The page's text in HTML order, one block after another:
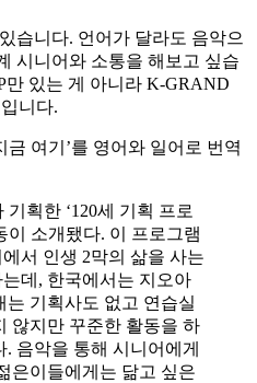
습니다. 언어가 달라도 음악으
시니어와 소통을 해보고 싶습
만 있는 게 아니라 K-GRAND
니다.
금 여기’를 영어와 일어로 번역
획한 ‘120세 기획 프로
이 소개됐다. 이 프로그램
서 인생 2막의 삶을 사는
데, 한국에서는 지오아
기획사도 없고 연습실
않지만 꾸준한 활동을 하
음악을 통해 시니어에게
은이들에게는 닮고 싶은